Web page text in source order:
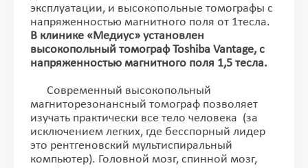
эксплуатации, и высокопольные томографы с
напряженностью магнитного поля от 1тесла.
В клинике «Медиус» установлен
высокопольный томограф Toshiba Vantage, с
напряженностью магнитного поля 1,5 тесла.
Современный высокопольный
магниторезонансный томограф позволяет
изучать практически все тело человека (за
исключением легких, где бесспорный лидер
это рентгеновский мультиспиральный
компьютер). Головной мозг, спинной мозг,